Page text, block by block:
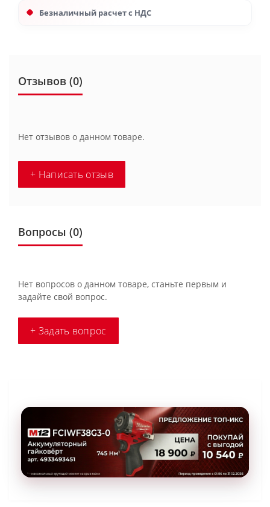
Безналичный расчет с НДС
Отзывов (0)
Нет отзывов о данном товаре.
+ Написать отзыв
Вопросы (0)
Нет вопросов о данном товаре, станьте первым и
задайте свой вопрос.
+ Задать вопрос